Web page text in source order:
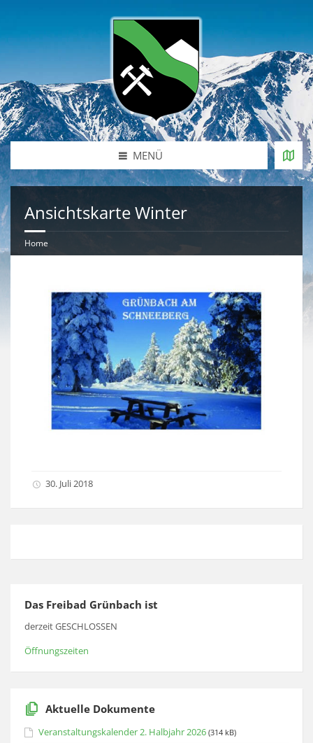
MENÜ
Ansichtskarte Winter
Home
30. Juli 2018
Das Freibad Grünbach ist
derzeit GESCHLOSSEN
Öffnungszeiten
Aktuelle Dokumente
Veranstaltungskalender 2. Halbjahr 2026 (314 kB)